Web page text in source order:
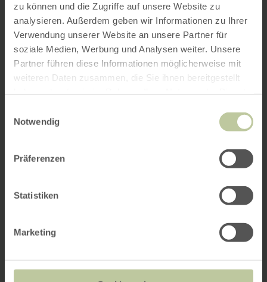
zu können und die Zugriffe auf unsere Website zu
analysieren. Außerdem geben wir Informationen zu Ihrer
Verwendung unserer Website an unsere Partner für
soziale Medien, Werbung und Analysen weiter. Unsere
Partner führen diese Informationen möglicherweise mit
weiteren Daten zusammen, die Sie ihnen bereitgestellt
Notwendig
Präferenzen
Statistiken
Marketing